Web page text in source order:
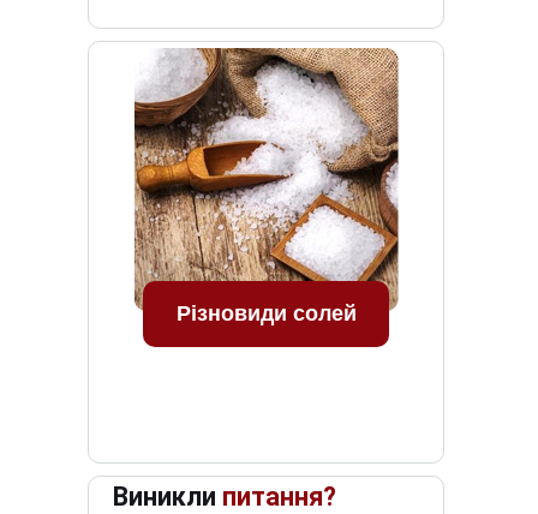
Різновиди солей
Виникли питання?